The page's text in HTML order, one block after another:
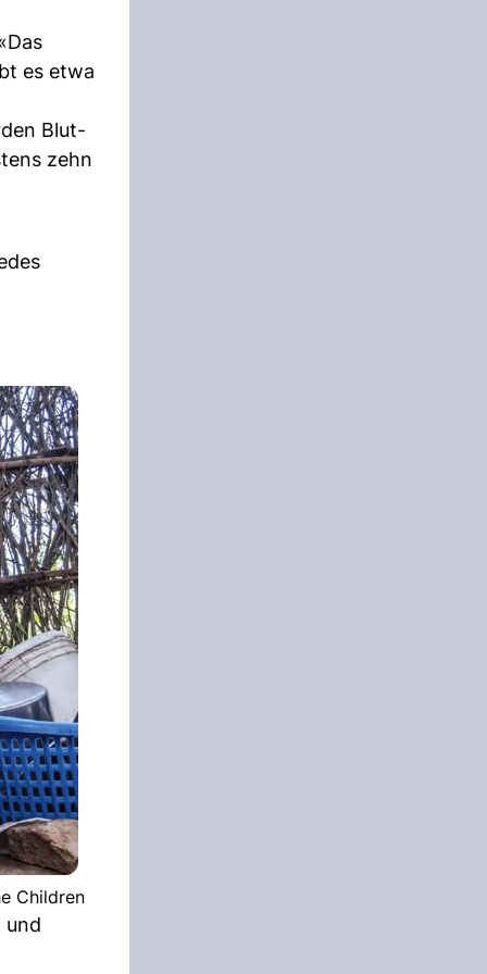
es etwa
Blut-
zehn
Children
und